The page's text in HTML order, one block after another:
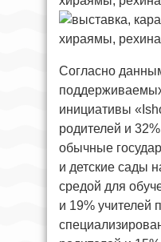
Согласно
инициативы
родителей и
обычные
и детские сады
средой для
и 19% учителей